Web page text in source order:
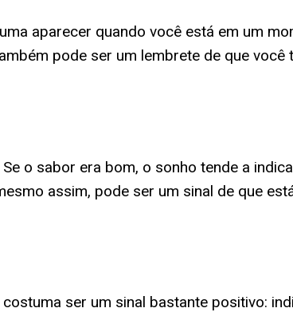
aparecer quando você está em um
pode ser um lembrete de que você
o sabor era bom, o sonho tende a
assim, pode ser um sinal de que
ser um sinal bastante positivo: